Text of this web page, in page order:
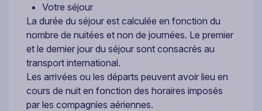
Votre séjour
La durée du séjour est calculée en fonction du
nombre de nuitées et non de journées. Le premier
et le dernier jour du séjour sont consacrés au
transport international.
Les arrivées ou les départs peuvent avoir lieu en
cours de nuit en fonction des horaires imposés
par les compagnies aériennes.